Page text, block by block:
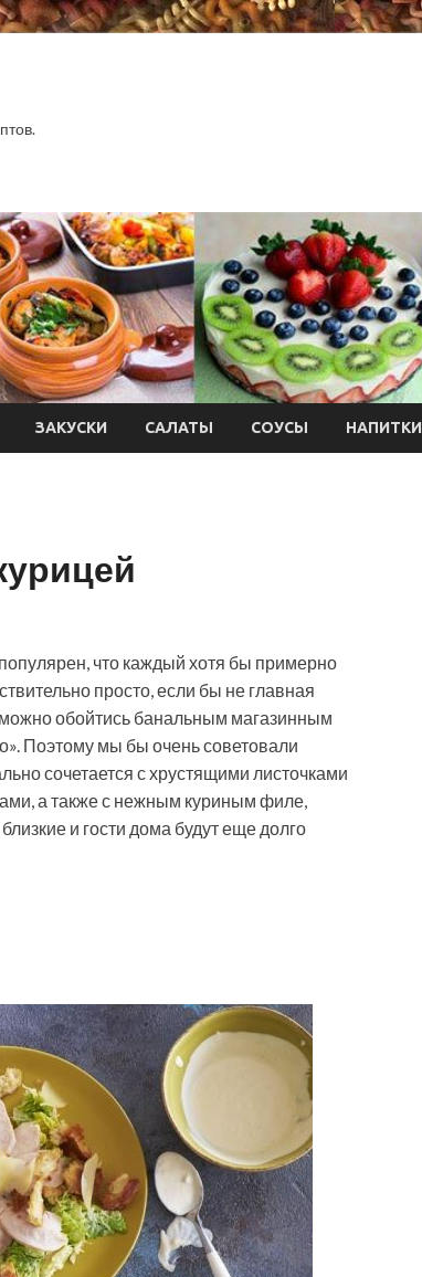
ЗАКУСКИ САЛАТЫ СОУСЫ НАПИТКИ
что каждый хотя бы примерно
просто, если бы не главная
обойтись банальным магазинным
Поэтому мы бы очень советовали
сочетается с хрустящими листочками
а также с нежным куриным филе,
и гости дома будут еще долго